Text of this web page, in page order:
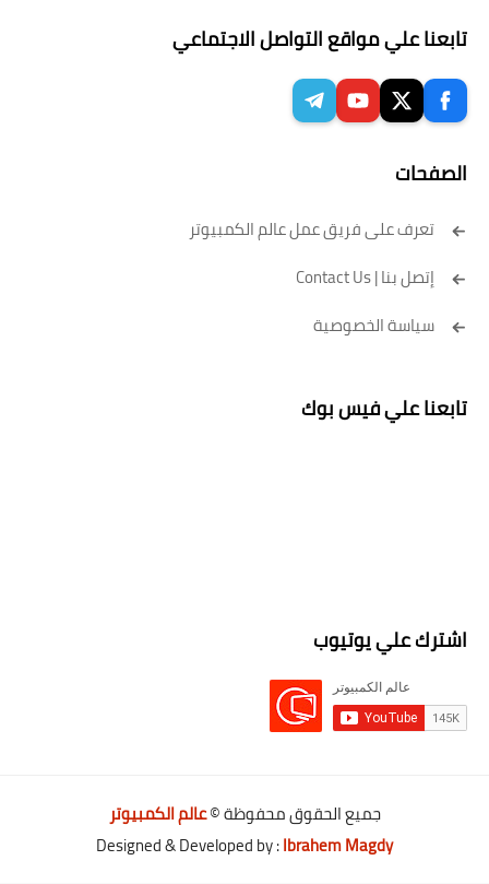
تابعنا علي مواقع التواصل الاجتماعي
الصفحات
تعرف على فريق عمل عالم الكمبيوتر
إتصل بنا | Contact Us
سياسة الخصوصية
تابعنا علي فيس بوك
اشترك علي يوتيوب
جميع الحقوق محفوظة ©عالم الكمبيوتر
Designed & Developed by :Ibrahem Magdy